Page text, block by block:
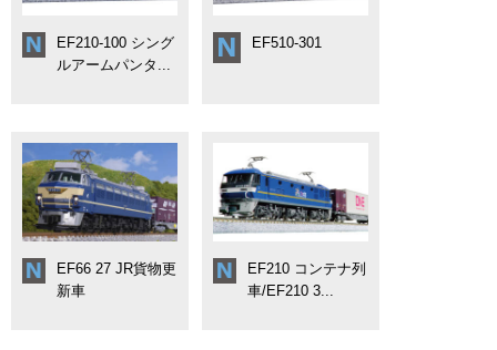
EF210-100 シング
ルアームパンタ...
EF510-301
EF66 27 JR貨物更
新車
EF210 コンテナ列
車/EF210 3...